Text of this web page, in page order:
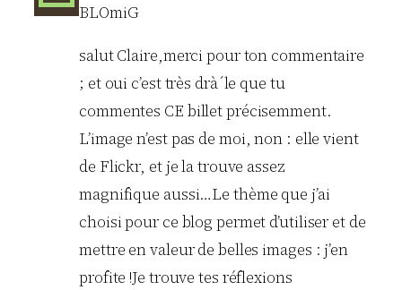
BLOmiG
salut Claire,merci pour ton commentaire
; et oui c’est très drà´le que tu
commentes CE billet précisemment.
L’image n’est pas de moi, non : elle vient
de Flickr, et je la trouve assez
magnifique aussi…Le thème que j’ai
choisi pour ce blog permet d’utiliser et de
mettre en valeur de belles images : j’en
profite !Je trouve tes réflexions